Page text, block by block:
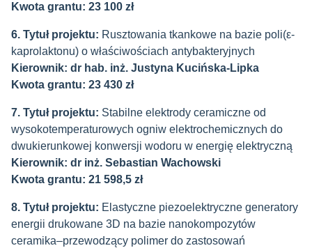
Kwota grantu: 23 100 zł
6. Tytuł projektu: Rusztowania tkankowe na bazie poli(ε-
kaprolaktonu) o właściwościach antybakteryjnych
Kierownik: dr hab. inż. Justyna Kucińska-Lipka
Kwota grantu: 23 430 zł
7. Tytuł projektu: Stabilne elektrody ceramiczne od
wysokotemperaturowych ogniw elektrochemicznych do
dwukierunkowej konwersji wodoru w energię elektryczną
Kierownik: dr inż. Sebastian Wachowski
Kwota grantu: 21 598,5 zł
8. Tytuł projektu: Elastyczne piezoelektryczne generatory
energii drukowane 3D na bazie nanokompozytów
ceramika–przewodzący polimer do zastosowań